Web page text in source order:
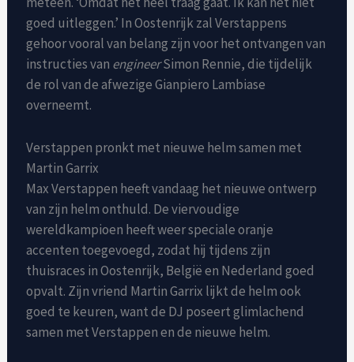
goed uitleggen.’ In Oostenrijk zal Verstappens
gehoor vooral van belang zijn voor het ontvangen van
instructies van engineerSimon Rennie, die tijdelijk
de rol van de afwezige Gianpiero Lambiase
overneemt.
Verstappen pronkt met nieuwe helm samen met
Martin Garrix
Max Verstappen heeft vandaag het nieuwe ontwerp
van zijn helm onthuld. De viervoudige
wereldkampioen heeft weer speciale oranje
accenten toegevoegd, zodat hij tijdens zijn
thuisraces in Oostenrijk, België en Nederland goed
opvalt. Zijn vriend Martin Garrix lijkt de helm ook
goed te keuren, want de DJ poseert glimlachend
samen met Verstappen en de nieuwe helm.